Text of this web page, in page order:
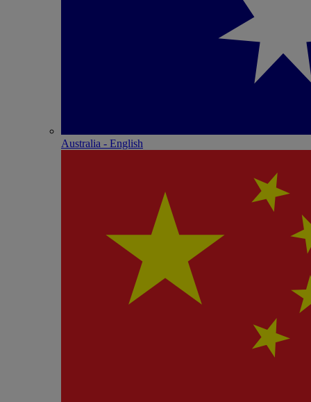
Australia - English